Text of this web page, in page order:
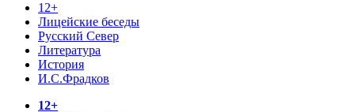
12+
Лицейские беседы
Русский Север
Литература
История
И.С.Фрадков
12+